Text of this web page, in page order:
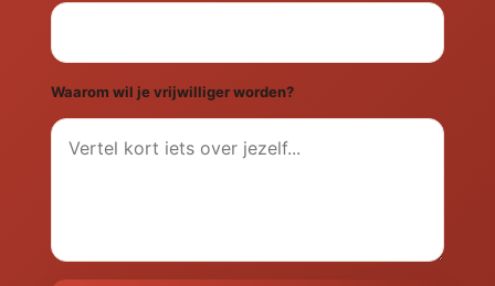
Waarom wil je vrijwilliger worden?